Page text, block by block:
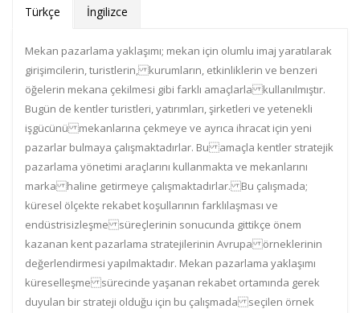
Türkçe İngilizce
Mekan pazarlama yaklaşımı; mekan için olumlu imaj yaratılarak
girişimcilerin, turistlerin, kurumların, etkinliklerin ve benzeri
öğelerin mekana çekilmesi gibi farklı amaçlarla kullanılmıştır.
Bugün de kentler turistleri, yatırımları, şirketleri ve yetenekli
işgücünü mekanlarına çekmeye ve ayrıca ihracat için yeni
pazarlar bulmaya çalışmaktadırlar. Bu amaçla kentler stratejik
pazarlama yönetimi araçlarını kullanmakta ve mekanlarını
marka haline getirmeye çalışmaktadırlar. Bu çalışmada;
küresel ölçekte rekabet koşullarının farklılaşması ve
endüstrisizleşme süreçlerinin sonucunda gittikçe önem
kazanan kent pazarlama stratejilerinin Avrupa örneklerinin
değerlendirmesi yapılmaktadır. Mekan pazarlama yaklaşımı
küreselleşme sürecinde yaşanan rekabet ortamında gerek
duyulan bir strateji olduğu için bu çalışmada seçilen örnek